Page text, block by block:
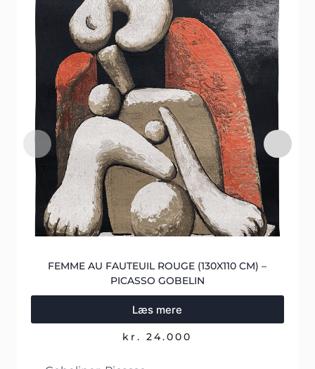
FEMME AU FAUTEUIL ROUGE (130X110 CM) –
PICASSO GOBELIN
Læs mere
kr. 24.000